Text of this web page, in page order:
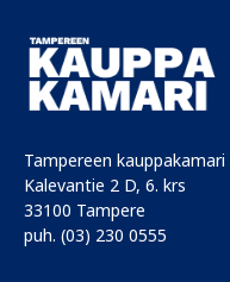
Tampereen kauppakamari
Kalevantie 2 D, 6. krs
33100 Tampere
puh. (03) 230 0555